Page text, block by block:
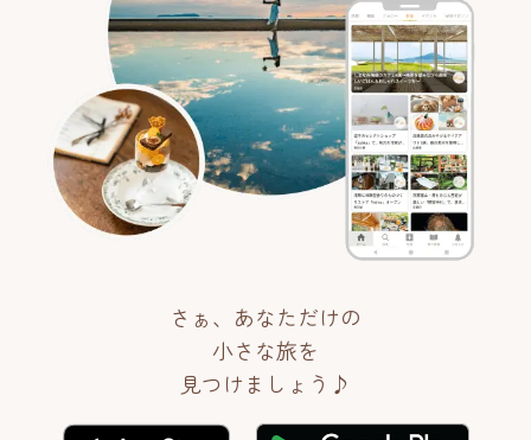
さぁ、あなただけの
小さな旅を
見つけましょう♪